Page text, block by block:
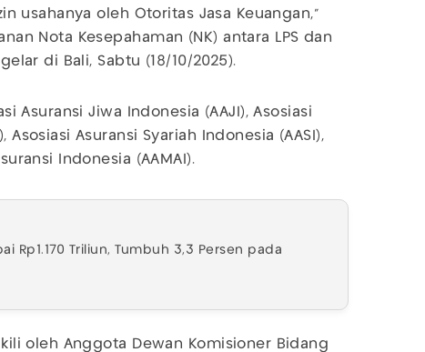
usahanya oleh Otoritas Jasa Keuangan,"
Nota Kesepahaman (NK) antara LPS dan
di Bali, Sabtu (18/10/2025).
Asuransi Jiwa Indonesia (AAJI), Asosiasi
Asosiasi Asuransi Syariah Indonesia (AASI),
Indonesia (AAMAI).
Rp1.170 Triliun, Tumbuh 3,3 Persen pada
oleh Anggota Dewan Komisioner Bidang